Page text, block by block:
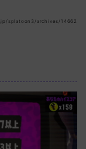
splatoon3/archives/14662